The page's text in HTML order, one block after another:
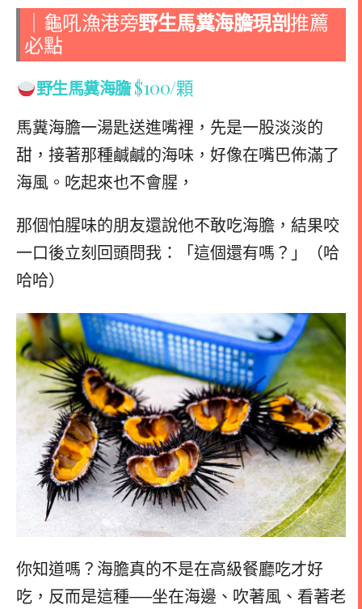
｜龜吼漁港旁野生馬糞海膽現剖推薦
必點
野生馬糞海膽$100/顆
馬糞海膽一湯匙送進嘴裡，先是一股淡淡的
甜，接著那種鹹鹹的海味，好像在嘴巴佈滿了
海風。吃起來也不會腥，
那個怕腥味的朋友還說他不敢吃海膽，結果咬
一口後立刻回頭問我：「這個還有嗎？」（哈
哈哈）
你知道嗎？海膽真的不是在高級餐廳吃才好
吃，反而是這種──坐在海邊、吹著風、看著老